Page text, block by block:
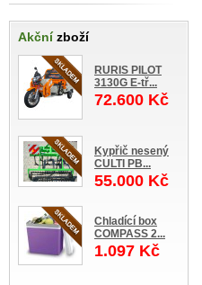
Akčnízboží
RURIS PILOT
3130G E-tř...
72.600 Kč
Kypřič nesený
CULTI PB...
55.000 Kč
Chladící box
COMPASS 2...
1.097 Kč